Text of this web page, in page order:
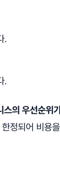
.
.
의 우선순위
정되어 비용